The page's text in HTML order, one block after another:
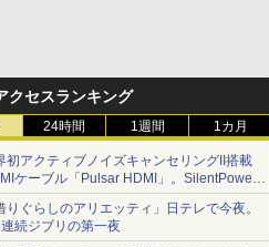
クセスランキング
24時間 1週間 1カ月
初アクティブノイズキャンセリングII搭載
ケーブル「Pulsar HDMI」。SilentPower
りぐらしのアリエッティ」日テレで今夜。
続ジブリの第一夜